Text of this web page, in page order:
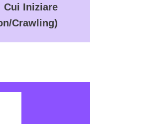
Cui Iniziare
Crawling)